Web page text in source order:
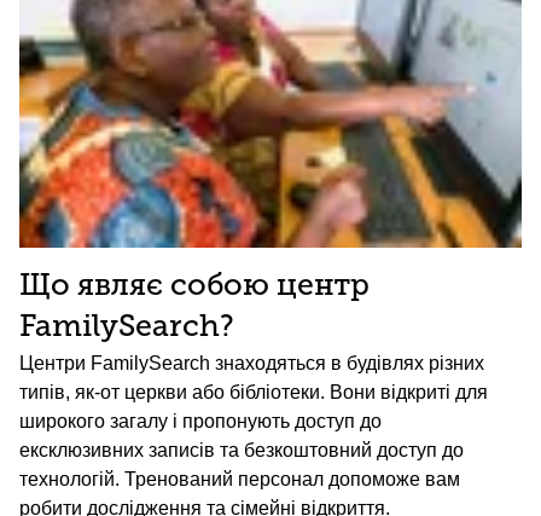
Що являє собою центр
FamilySearch?
Центри FamilySearch знаходяться в будівлях різних
типів, як-от церкви або бібліотеки. Вони відкриті для
широкого загалу і пропонують доступ до
ексклюзивних записів та безкоштовний доступ до
технологій. Тренований персонал допоможе вам
робити дослідження та сімейні відкриття.